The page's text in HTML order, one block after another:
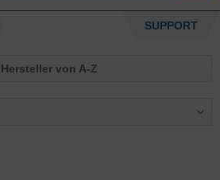
SUPPORT
Hersteller von A-Z